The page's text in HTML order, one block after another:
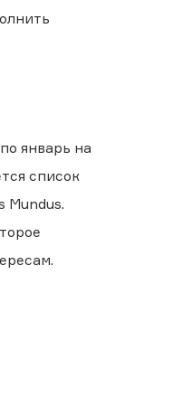
январь на
список
Mundus.